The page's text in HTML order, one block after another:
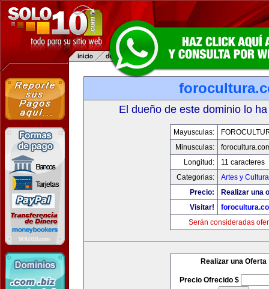
El dueño de este dominio lo
Mayusculas:
Minusculas:
Longitud:
11 caracteres
Categorias:
Artes y Cultura
Precio:
Realizar una
Visitar!
Serán consideradas
Realizar una Oferta
Precio Ofrecido $